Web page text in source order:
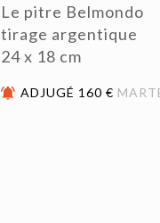
Le pitre Belmondo
tirage argentique
24 x 18 cm
ADJUGÉ 160 €